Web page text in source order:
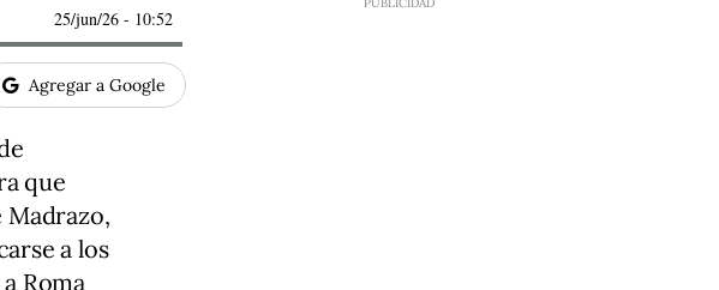
25/jun/26 - 10:52
Agregar a Google
que
a los
Roma